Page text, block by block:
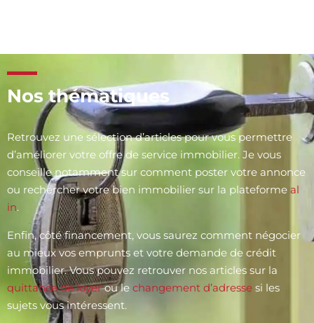
Nos thématiques
Retrouvez une sélection d’articles pour vous permettre
d’améliorer votre offre de service immobilier. Je vous
conseille notamment sur comment poster votre annonce
ou rechercher votre bien immobilier sur la plateforme al
in.
Enfin, côté financement, vous saurez comment négocier
au mieux vos emprunts et votre demande de crédit
immobilier. Vous pouvez retrouver nos articles sur la
quittance de loyerou le changement d’adresse si les
sujets vous intéressent.